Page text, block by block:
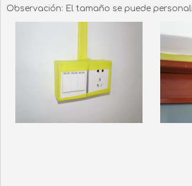
Observación: El tamaño se puede